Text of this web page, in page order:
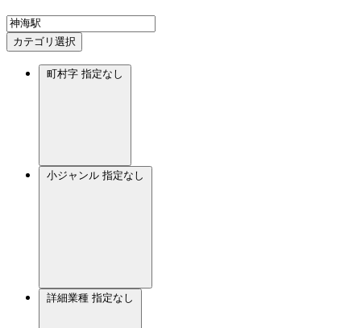
カテゴリ選択
町村字 指定なし
小ジャンル 指定なし
詳細業種 指定なし